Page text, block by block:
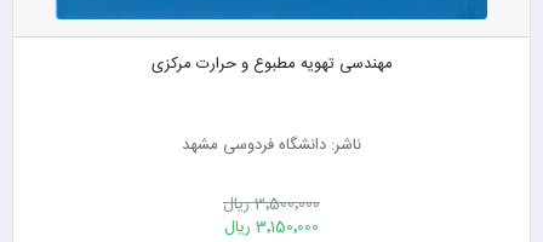
مهندسی تهویه مطبوع و حرارت مرکزی
ناشر: دانشگاه فردوسی مشهد
3٬500٬000 ریال
3٬150٬000 ریال